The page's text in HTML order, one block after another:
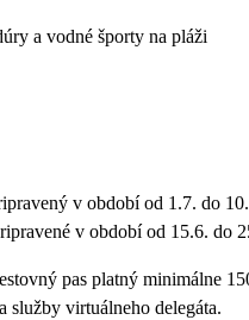
a vodné športy na pláži
v období od 1.7. do
v období od 15.6. do
pas platný minimálne
služby virtuálneho delegáta.